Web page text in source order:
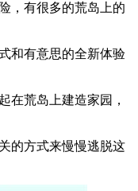
，有很多的荒岛上的
和有意思的全新体验
在荒岛上建造家园，
的方式来慢慢逃脱这